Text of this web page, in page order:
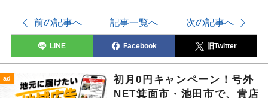
前の記事へ 記事一覧へ 次の記事へ
LINE Facebook 旧Twitter
ad
初月0円キャンペーン！号外
NET箕面市・池田市で、貴店